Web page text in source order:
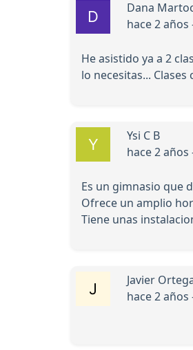
Dana
hace 2 años
He asistido ya a 2
lo necesitas...
Ysi C B
hace 2 años
Es un gimnasio que
Ofrece un amplio
Tiene unas
Javier
hace 2 años